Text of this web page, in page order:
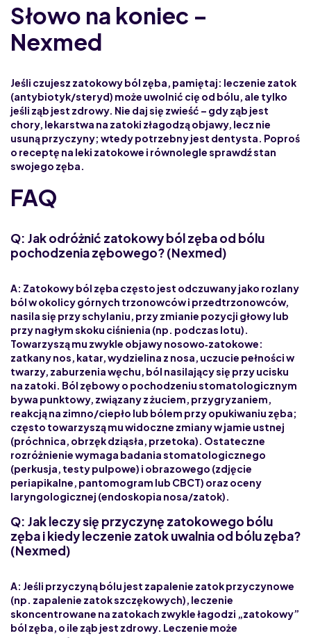
Słowo na koniec –
Nexmed
Jeśli czujesz zatokowy ból zęba, pamiętaj: leczenie zatok
(antybiotyk/steryd) może uwolnić cię od bólu, ale tylko
jeśli ząb jest zdrowy. Nie daj się zwieść – gdy ząb jest
chory, lekarstwa na zatoki złagodzą objawy, lecz nie
usuną przyczyny; wtedy potrzebny jest dentysta. Poproś
o receptę na leki zatokowe i równolegle sprawdź stan
swojego zęba.
FAQ
Q: Jak odróżnić zatokowy ból zęba od bólu
pochodzenia zębowego? (Nexmed)
A: Zatokowy ból zęba często jest odczuwany jako rozlany
ból w okolicy górnych trzonowców i przedtrzonowców,
nasila się przy schylaniu, przy zmianie pozycji głowy lub
przy nagłym skoku ciśnienia (np. podczas lotu).
Towarzyszą mu zwykle objawy nosowo‑zatokowe:
zatkany nos, katar, wydzielina z nosa, uczucie pełności w
twarzy, zaburzenia węchu, ból nasilający się przy ucisku
na zatoki. Ból zębowy o pochodzeniu stomatologicznym
bywa punktowy, związany z żuciem, przygryzaniem,
reakcją na zimno/ciepło lub bólem przy opukiwaniu zęba;
często towarzyszą mu widoczne zmiany w jamie ustnej
(próchnica, obrzęk dziąsła, przetoka). Ostateczne
rozróżnienie wymaga badania stomatologicznego
(perkusja, testy pulpowe) i obrazowego (zdjęcie
periapikalne, pantomogram lub CBCT) oraz oceny
laryngologicznej (endoskopia nosa/zatok).
Q: Jak leczy się przyczynę zatokowego bólu
zęba i kiedy leczenie zatok uwalnia od bólu zęba?
(Nexmed)
A: Jeśli przyczyną bólu jest zapalenie zatok przyczynowe
(np. zapalenie zatok szczękowych), leczenie
skoncentrowane na zatokach zwykle łagodzi „zatokowy”
ból zęba, o ile ząb jest zdrowy. Leczenie może